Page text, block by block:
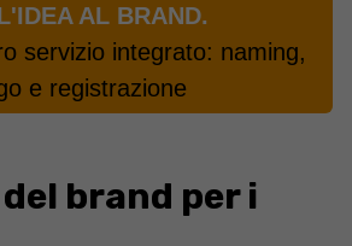
AL BRAND.
servizio integrato: naming,
e registrazione
brand per i